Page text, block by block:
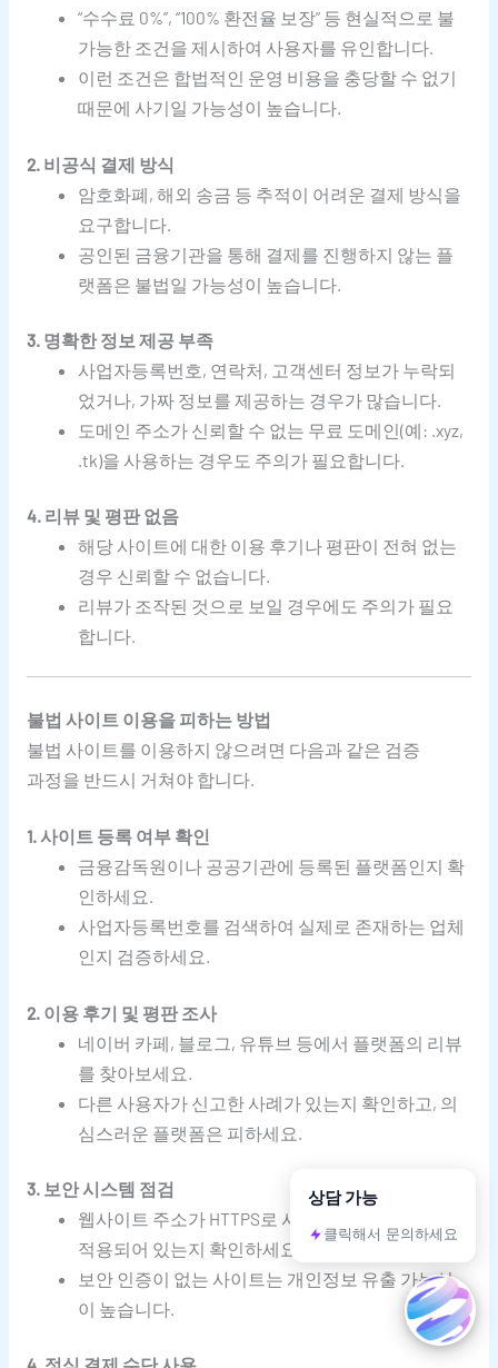
“수수료 0%”, “100% 환전율 보장” 등 현실적으로 불
가능한 조건을 제시하여 사용자를 유인합니다.
이런 조건은 합법적인 운영 비용을 충당할 수 없기
때문에 사기일 가능성이 높습니다.
2. 비공식 결제 방식
암호화폐, 해외 송금 등 추적이 어려운 결제 방식을
요구합니다.
공인된 금융기관을 통해 결제를 진행하지 않는 플
랫폼은 불법일 가능성이 높습니다.
3. 명확한 정보 제공 부족
사업자등록번호, 연락처, 고객센터 정보가 누락되
었거나, 가짜 정보를 제공하는 경우가 많습니다.
도메인 주소가 신뢰할 수 없는 무료 도메인(예: .xyz,
.tk)을 사용하는 경우도 주의가 필요합니다.
4. 리뷰 및 평판 없음
해당 사이트에 대한 이용 후기나 평판이 전혀 없는
경우 신뢰할 수 없습니다.
리뷰가 조작된 것으로 보일 경우에도 주의가 필요
합니다.
불법 사이트 이용을 피하는 방법
불법 사이트를 이용하지 않으려면 다음과 같은 검증
과정을 반드시 거쳐야 합니다.
1. 사이트 등록 여부 확인
금융감독원이나 공공기관에 등록된 플랫폼인지 확
인하세요.
사업자등록번호를 검색하여 실제로 존재하는 업체
인지 검증하세요.
2. 이용 후기 및 평판 조사
네이버 카페, 블로그, 유튜브 등에서 플랫폼의 리뷰
를 찾아보세요.
다른 사용자가 신고한 사례가 있는지 확인하고, 의
심스러운 플랫폼은 피하세요.
3. 보안 시스템 점검
웹사이트 주소가 HTTPS로 시작하며, SSL 인증서가
적용되어 있는지 확인하세요.
보안 인증이 없는 사이트는 개인정보 유출 가능성
이 높습니다.
상담 가능
클릭해서 문의하세요